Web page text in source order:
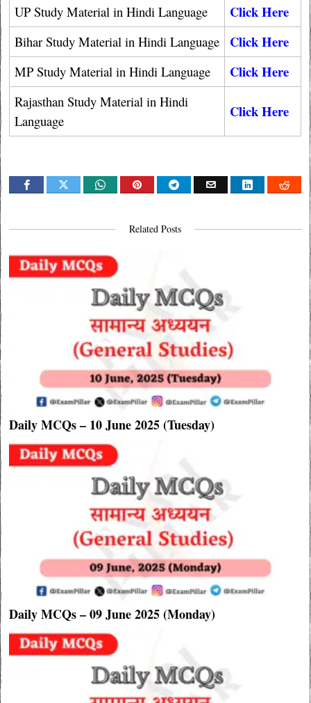
UP Study Material in Hindi Language Click Here
Bihar Study Material in Hindi Language Click Here
MP Study Material in Hindi Language Click Here
Rajasthan Study Material in Hindi
Language
Click Here
Related Posts
Daily MCQs – 10 June 2025 (Tuesday)
Daily MCQs – 09 June 2025 (Monday)